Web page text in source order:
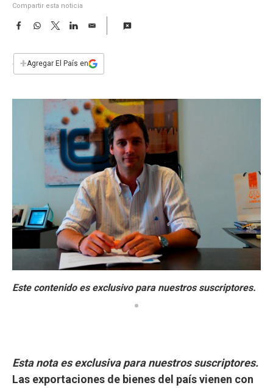
Compartir esta noticia
F
e
b
W
s
T
w
t
L
n
E
i
l
+Agregar El País en
Esta nota es exclusiva para nuestros suscriptores.
Las exportaciones de bienes del país vienen con